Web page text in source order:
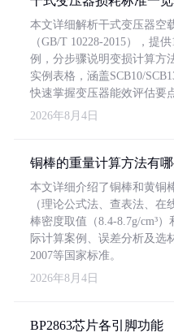
本文详细解析干式变压器空
（GB/T 10228-2015），提
例，分步骤说明变损计算方
实例表格，涵盖SCB10/
快速掌握变压器能效评估要
2026年8月4日
铜棒的重量计算方法有
本文详细介绍了铜棒和黄铜
（理论公式法、查表法、
棒密度取值（8.4-8.7g/cm³
际计算案例、误差分析及选
2007等国家标准。
2026年8月4日
BP2863芯片各引脚功能